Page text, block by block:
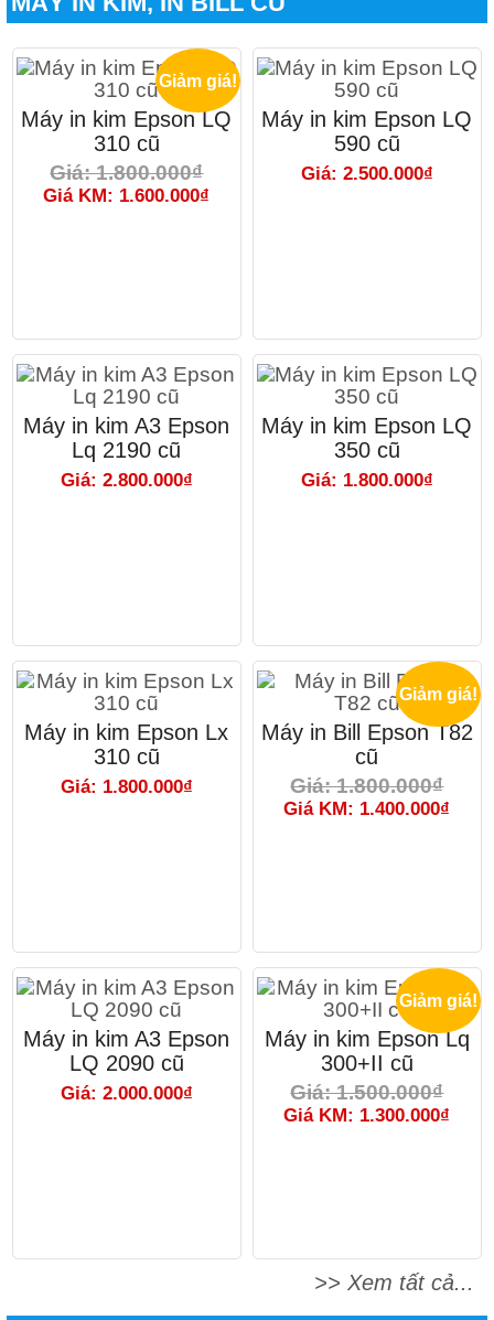
Giảm giá!
Máy in kim Epson LQ
310 cũ
Giá: 1.800.000₫
Giá KM: 1.600.000₫
Máy in kim Epson LQ
590 cũ
Giá: 2.500.000₫
Máy in kim A3 Epson
Lq 2190 cũ
Giá: 2.800.000₫
Máy in kim Epson LQ
350 cũ
Giá: 1.800.000₫
Máy in kim Epson Lx
310 cũ
Giá: 1.800.000₫
Giảm giá!
Máy in Bill Epson T82
cũ
Giá: 1.800.000₫
Giá KM: 1.400.000₫
Máy in kim A3 Epson
LQ 2090 cũ
Giá: 2.000.000₫
Giảm giá!
Máy in kim Epson Lq
300+II cũ
Giá: 1.500.000₫
Giá KM: 1.300.000₫
>> Xem tất cả...